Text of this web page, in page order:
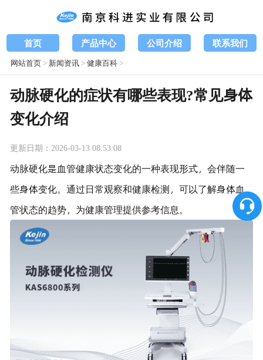
首页 产品中心 公司介绍 联系我们
网站首页> 新闻资讯>健康百科>
动脉硬化的症状有哪些表现?常见身体
变化介绍
更新日期：2026-03-13 08:53:08
动脉硬化是血管健康状态变化的一种表现形式，会伴随一
些身体变化。通过日常观察和健康检测，可以了解身体血
管状态的趋势，为健康管理提供参考信息。